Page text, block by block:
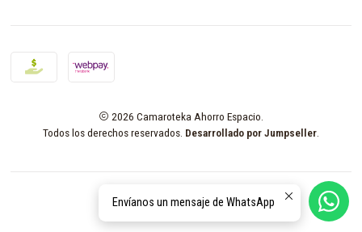
2026 Camaroteka Ahorro Espacio.
Todos los derechos reservados. Desarrollado por Jumpseller
VOLVER ARRIBA
Envíanos un mensaje de WhatsApp